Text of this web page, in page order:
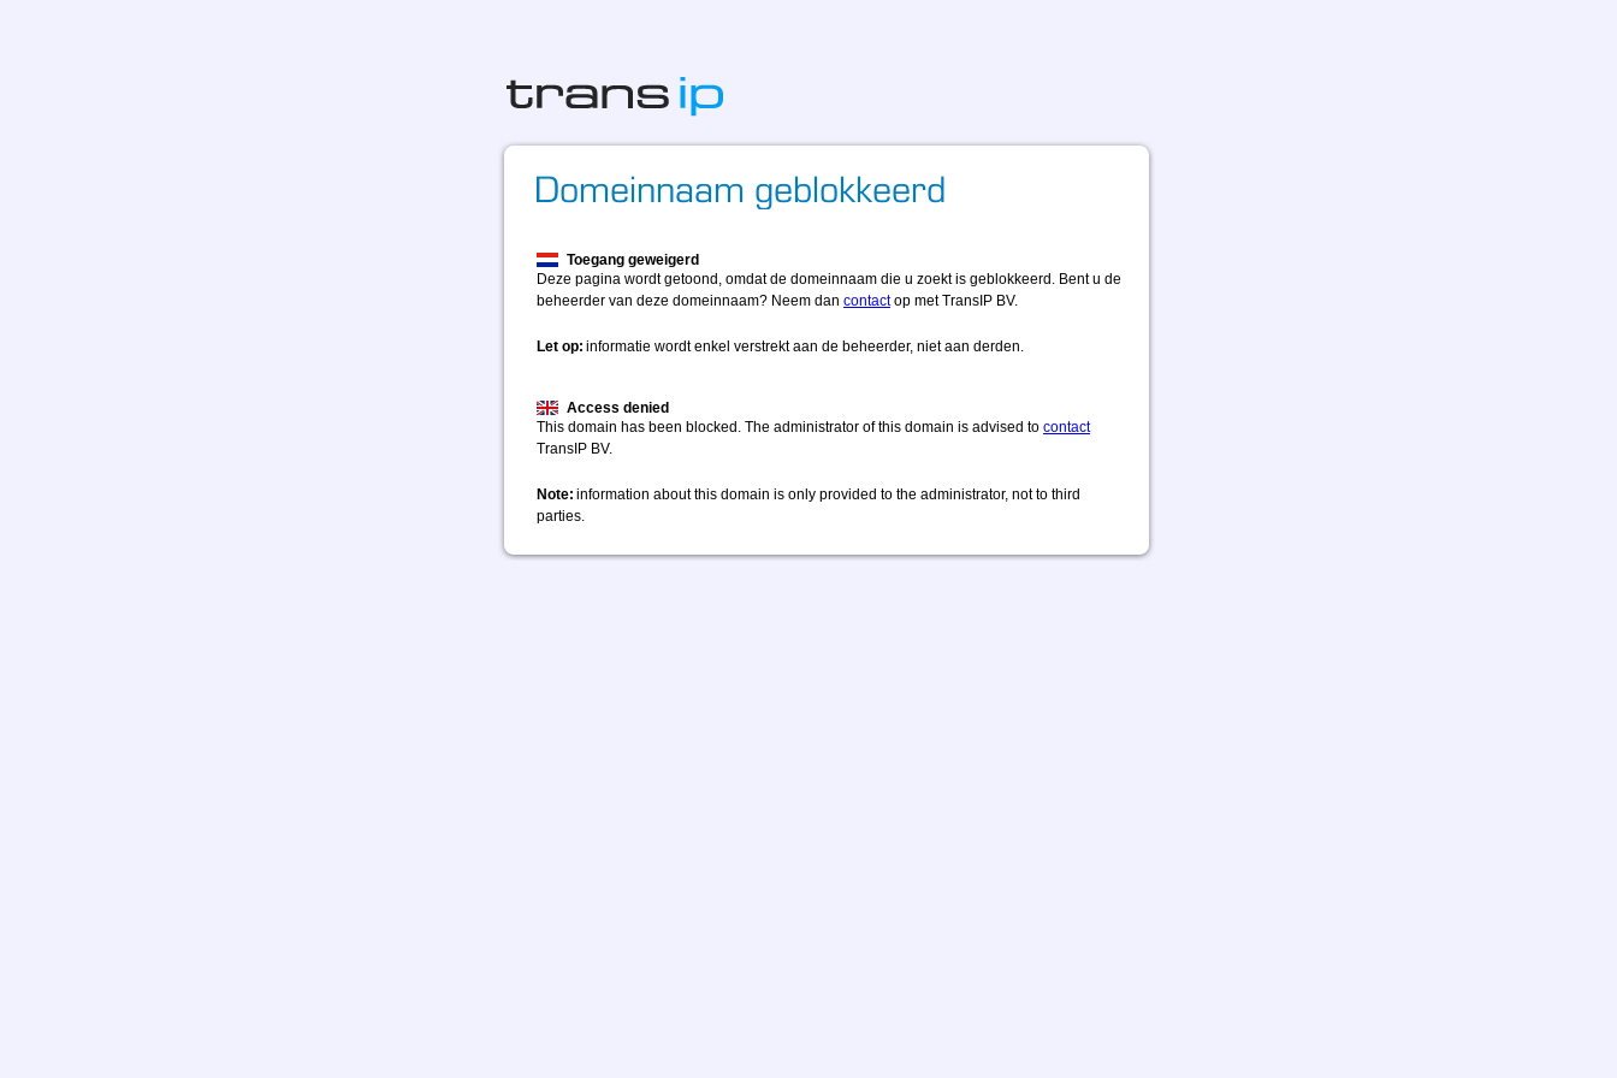
Toegang geweigerd
Deze pagina wordt getoond, omdat de domeinnaam die u zoekt is geblokkeerd. Bent u de
beheerder van deze domeinnaam? Neem dan contactop met TransIP BV.
Let op: informatie wordt enkel verstrekt aan de beheerder, niet aan derden.
Access denied
This domain has been blocked. The administrator of this domain is advised to contact
TransIP BV.
Note: information about this domain is only provided to the administrator, not to third
parties.